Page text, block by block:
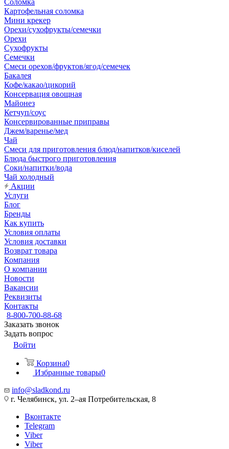
Соломка
Картофельная соломка
Мини крекер
Орехи/сухофрукты/семечки
Орехи
Сухофрукты
Семечки
Смеси орехов/фруктов/ягод/семечек
Бакалея
Кофе/какао/цикорий
Консервация овощная
Майонез
Кетчуп/соус
Консервированные приправы
Джем/варенье/мед
Чай
Смеси для приготовления блюд/напитков/киселей
Блюда быстрого приготовления
Соки/напитки/вода
Чай холодный
Акции
Услуги
Блог
Бренды
Как купить
Условия оплаты
Условия доставки
Возврат товара
Компания
О компании
Новости
Вакансии
Реквизиты
Контакты
8-800-700-88-68
Заказать звонок
Задать вопрос
Войти
Корзина0
Избранные товары0
info@sladkond.ru
г. Челябинск, ул. 2–ая Потребительская, 8
Вконтакте
Telegram
Viber
Viber